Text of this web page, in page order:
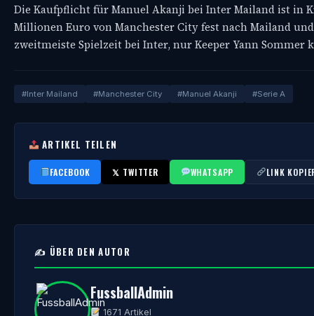
Die Kaufpflicht für Manuel Akanji bei Inter Mailand ist in
Millionen Euro von Manchester City fest nach Mailand
zweitmeiste Spielzeit bei Inter, nur Keeper Yann
#Inter Mailand #Manchester City #Manuel Akanji #Serie A
ARTIKEL TEILEN
FACEBOOK 𝕏 TWITTER WHATSAPP LINK
✍️ ÜBER DEN AUTOR
FussballAdmin
1671 Artikel